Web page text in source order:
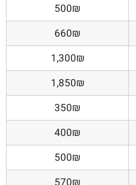
500₪
660₪
1,300₪
1,850₪
350₪
400₪
500₪